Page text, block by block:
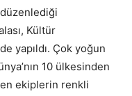
düzenlediği
Kültür
yapıldı. Çok yoğun
10 ülkesinden
ekiplerin renkli